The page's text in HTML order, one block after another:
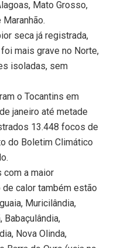
Mato Grosso,
seca já registrada,
mais grave no Norte,
isoladas, sem
o Tocantins em
janeiro até metade
13.448 focos de
do Boletim Climático
com a maior
calor também estão
Muricilândia,
Babaçulândia,
Nova Olinda,